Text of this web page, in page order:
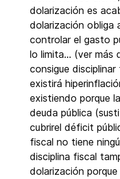
dolarización es
dolarización obliga
controlar el gasto
lo limita… (ver más
consigue
existirá
existiendo porque
deuda pública
cubrirel déficit
fiscal no tiene
disciplina fiscal
dolarización